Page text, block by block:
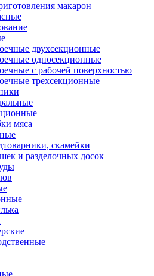
макарон
двухсекционные
односекционные
с рабочей поверхностью
трехсекционные
мяса
скамейки
и разделочных досок